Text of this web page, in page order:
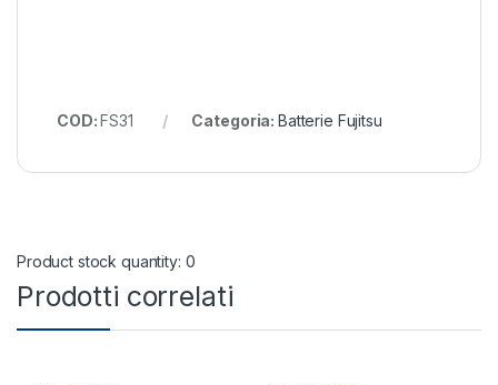
COD:FS31 Categoria: Batterie Fujitsu
Product stock quantity: 0
Prodotti correlati